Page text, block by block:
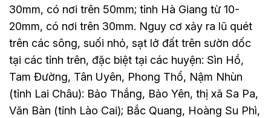
30mm, có nơi trên 50mm; tỉnh Hà Giang từ 10-
20mm, có nơi trên 30mm. Nguy cơ xảy ra lũ quét
trên các sông, suối nhỏ, sạt lở đất trên sườn dốc
tại các tỉnh trên, đặc biệt tại các huyện: Sìn Hồ,
Tam Đường, Tân Uyên, Phong Thổ, Nậm Nhùn
(tỉnh Lai Châu): Bảo Thắng, Bảo Yên, thị xã Sa Pa,
Văn Bàn (tỉnh Lào Cai); Bắc Quang, Hoàng Su Phì,